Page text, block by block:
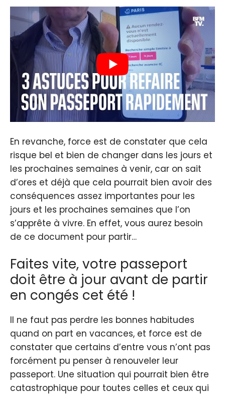
En revanche, force est de constater que cela
risque bel et bien de changer dans les jours et
les prochaines semaines à venir, car on sait
d’ores et déjà que cela pourrait bien avoir des
conséquences assez importantes pour les
jours et les prochaines semaines que l’on
s’apprête à vivre. En effet, vous aurez besoin
de ce document pour partir…
Faites vite, votre passeport
doit être à jour avant de partir
en congés cet été !
Il ne faut pas perdre les bonnes habitudes
quand on part en vacances, et force est de
constater que certains d’entre vous n’ont pas
forcément pu penser à renouveler leur
passeport. Une situation qui pourrait bien être
catastrophique pour toutes celles et ceux qui